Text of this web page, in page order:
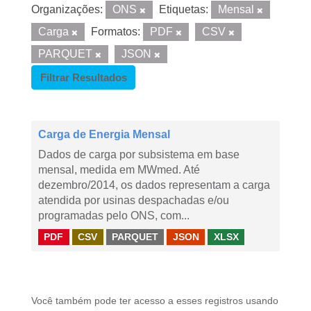
Organizações: ONS Etiquetas:
Mensal
Carga
Formatos: PDF
CSV
PARQUET
JSON
Filtrar Resultados
Carga de Energia Mensal
Dados de carga por subsistema em base
mensal, medida em MWmed. Até
dezembro/2014, os dados representam a carga
atendida por usinas despachadas e/ou
programadas pelo ONS, com...
PDF CSV PARQUET JSON XLSX
Você também pode ter acesso a esses registros usando